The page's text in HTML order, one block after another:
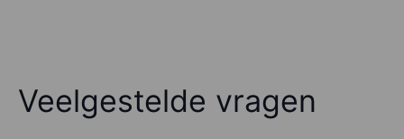
Veelgestelde vragen